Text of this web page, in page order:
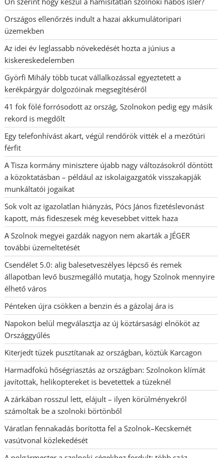
Országos ellenőrzés indult a hazai akkumulátoripari
üzemekben
Az idei év leglassabb növekedését hozta a június a
kiskereskedelemben
Györfi Mihály több tucat vállalkozással egyeztetett a
kerékpárgyár dolgozóinak megsegítéséről
41 fok fölé forrósodott az ország, Szolnokon pedig egy másik
rekord is megdőlt
Egy telefonhívást akart, végül rendőrök vitték el a mezőtúri
férfit
A Tisza kormány minisztere újabb nagy változásokról döntött
a közoktatásban – például az iskolaigazgatók visszakapják
munkáltatói jogaikat
Sok volt az igazolatlan hiányzás, Pócs János fizetéslevonást
kapott, más fideszesek még kevesebbet vittek haza
A Szolnok megyei gazdák nagyon nem akarták a JÉGER
további üzemeltetését
Csendélet 5.0: alig balesetveszélyes lépcső és remek
állapotban levő buszmegálló mutatja, hogy Szolnok mennyire
élhető város
Pénteken újra csökken a benzin és a gázolaj ára is
Napokon belül megválasztja az új köztársasági elnököt az
Országgyűlés
Kiterjedt tüzek pusztítanak az országban, köztük Karcagon
Harmadfokú hőségriasztás az országban: Szolnokon klímát
javítottak, helikoptereket is bevetettek a tüzeknél
A zárkában rosszul lett, elájult – ilyen körülményekről
számoltak be a szolnoki börtönből
Váratlan fennakadás borította fel a Szolnok–Kecskemét
vasútvonal közlekedését